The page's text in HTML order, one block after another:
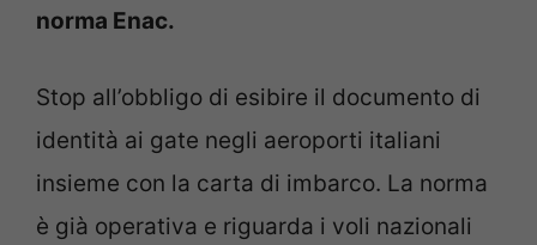
norma Enac.
Stop all’obbligo di esibire il documento di
identità ai gate negli aeroporti italiani
insieme con la carta di imbarco. La norma
è già operativa e riguarda i voli nazionali